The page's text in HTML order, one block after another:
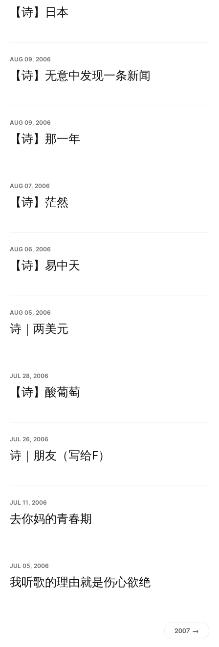
【诗】日本
AUG 09, 2006
【诗】无意中发现一条新闻
AUG 09, 2006
【诗】那一年
AUG 07, 2006
【诗】茫然
AUG 06, 2006
【诗】易中天
AUG 05, 2006
诗｜两美元
JUL 28, 2006
【诗】酸葡萄
JUL 26, 2006
诗｜朋友（写给F）
JUL 11, 2006
去你妈的青春期
JUL 05, 2006
我听歌的理由就是伤心欲绝
2007 →